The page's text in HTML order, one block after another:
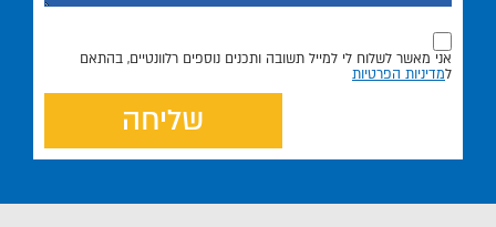
אני מאשר לשלוח לי למייל תשובה ותכנים נוספים רלוונטיים, בהתאם
למדיניות הפרטיות
שליחה